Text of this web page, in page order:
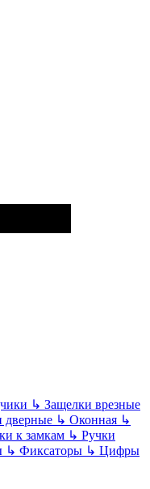
↳ Защелки врезные
дверные ↳ Оконная ↳
к замкам ↳ Ручки
↳ Фиксаторы ↳ Цифры